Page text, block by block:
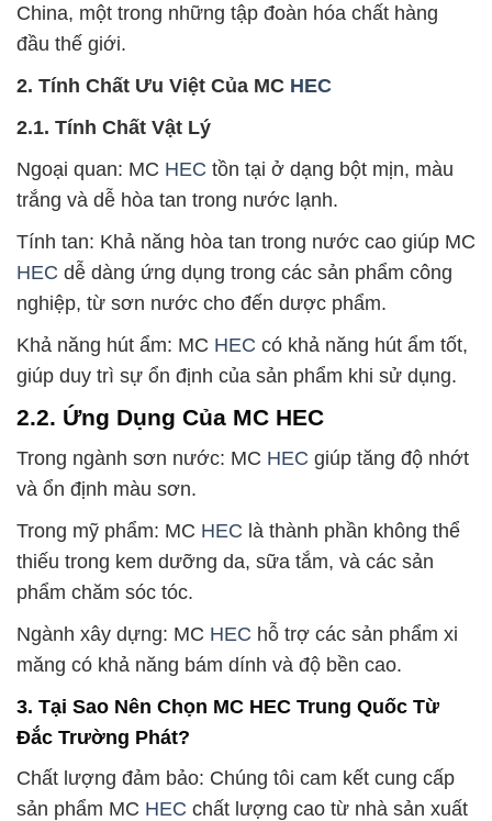
China, một trong những tập đoàn hóa chất hàng
đầu thế giới.
2. Tính Chất Ưu Việt Của MC HEC
2.1. Tính Chất Vật Lý
Ngoại quan: MC HEC tồn tại ở dạng bột mịn, màu
trắng và dễ hòa tan trong nước lạnh.
Tính tan: Khả năng hòa tan trong nước cao giúp MC
HEC dễ dàng ứng dụng trong các sản phẩm công
nghiệp, từ sơn nước cho đến dược phẩm.
Khả năng hút ẩm: MC HEC có khả năng hút ẩm tốt,
giúp duy trì sự ổn định của sản phẩm khi sử dụng.
2.2. Ứng Dụng Của MC HEC
Trong ngành sơn nước: MC HEC giúp tăng độ nhớt
và ổn định màu sơn.
Trong mỹ phẩm: MC HEC là thành phần không thể
thiếu trong kem dưỡng da, sữa tắm, và các sản
phẩm chăm sóc tóc.
Ngành xây dựng: MC HEC hỗ trợ các sản phẩm xi
măng có khả năng bám dính và độ bền cao.
3. Tại Sao Nên Chọn MC HEC Trung Quốc Từ
Đắc Trường Phát?
Chất lượng đảm bảo: Chúng tôi cam kết cung cấp
sản phẩm MC HEC chất lượng cao từ nhà sản xuất